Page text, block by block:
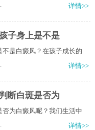
详情>>
子身上是不是
是白癜风？在孩子成长的
详情>>
断白斑是否为
为白癜风呢？我们生活中
详情>>